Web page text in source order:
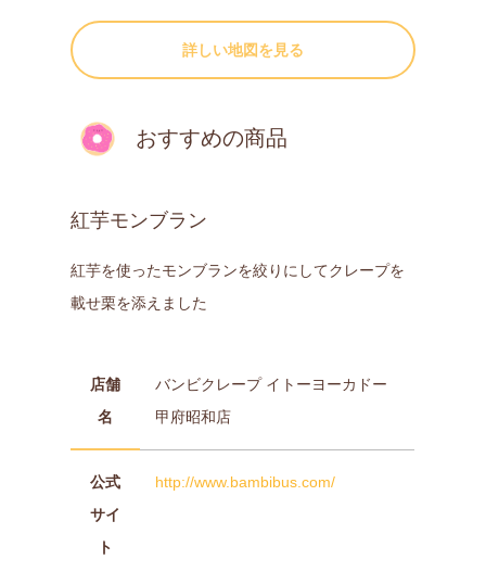
詳しい地図を見る
おすすめの商品
紅芋モンブラン
紅芋を使ったモンブランを絞りにしてクレープを
載せ栗を添えました
店舗
名
バンビクレープ イトーヨーカドー
甲府昭和店
公式
サイ
ト
http://www.bambibus.com/